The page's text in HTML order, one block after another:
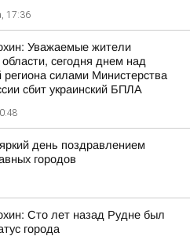
17:36
Уважаемые жители
сегодня днем над
региона силами Министерства
сбит украинский БПЛА
день поздравлением
городов
Сто лет назад Рудне был
города